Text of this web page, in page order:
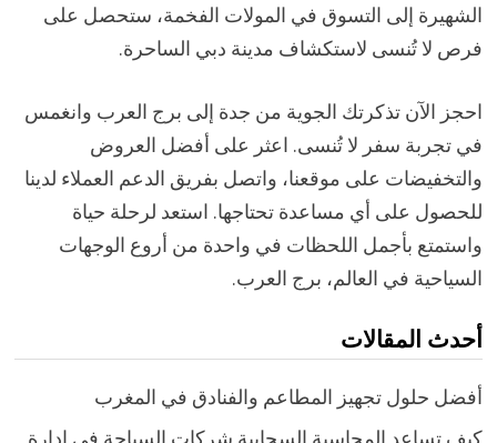
الشهيرة إلى التسوق في المولات الفخمة، ستحصل على
فرص لا تُنسى لاستكشاف مدينة دبي الساحرة.
احجز الآن تذكرتك الجوية من جدة إلى برج العرب وانغمس
في تجربة سفر لا تُنسى. اعثر على أفضل العروض
والتخفيضات على موقعنا، واتصل بفريق الدعم العملاء لدينا
للحصول على أي مساعدة تحتاجها. استعد لرحلة حياة
واستمتع بأجمل اللحظات في واحدة من أروع الوجهات
السياحية في العالم، برج العرب.
أحدث المقالات
أفضل حلول تجهيز المطاعم والفنادق في المغرب